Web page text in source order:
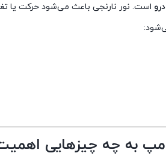
است. نور نارنجی باعث می‌شود حرکت یا
به چه چیزهایی